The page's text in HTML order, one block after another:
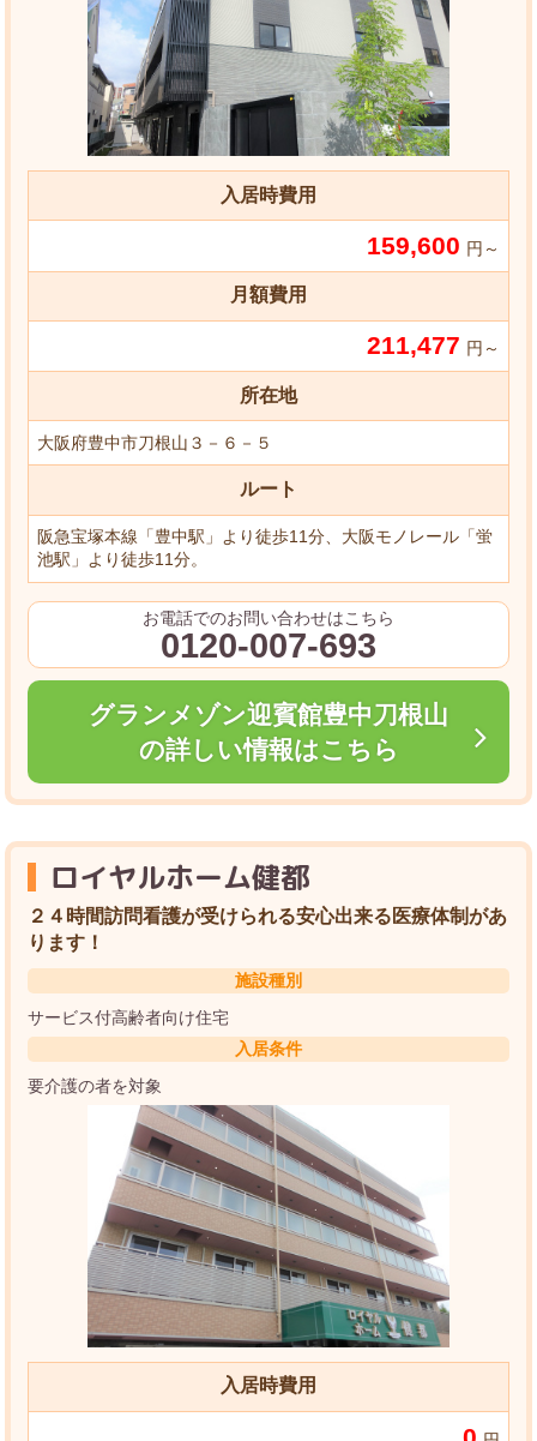
入居時費用
159,600 円～
月額費用
211,477 円～
所在地
大阪府豊中市刀根山３－６－５
ルート
阪急宝塚本線「豊中駅」より徒歩11分、大阪モノレール「蛍
池駅」より徒歩11分。
お電話でのお問い合わせはこちら
0120-007-693
グランメゾン迎賓館豊中刀根山
の詳しい情報はこちら
ロイヤルホーム健都
２４時間訪問看護が受けられる安心出来る医療体制があ
ります！
施設種別
サービス付高齢者向け住宅
入居条件
要介護の者を対象
入居時費用